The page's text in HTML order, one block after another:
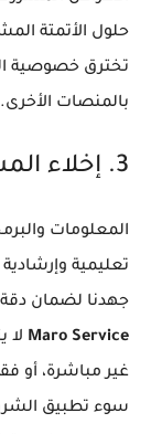
حلول الأتمتة
تخترق خصوصية
بالمنصات الأخرى.
3. إخلاء المسؤولية
المعلومات
تعليمية
جهدنا لضمان دقة
Maro Service لا
غير مباشرة، أو
سوء تطبيق